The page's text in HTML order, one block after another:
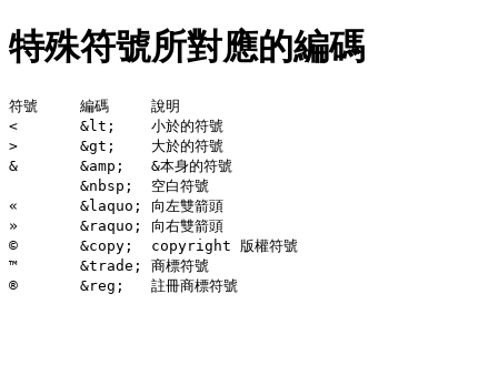
特殊符號所對應的編碼
符號	編碼	說明
<	&lt;	小於的符號
>	&gt;	大於的符號
&	&amp;	&本身的符號
«	&laquo;	向左雙箭頭
»	&raquo;	向右雙箭頭
©	&copy;	copyright 版權符號
™	&trade;	商標符號